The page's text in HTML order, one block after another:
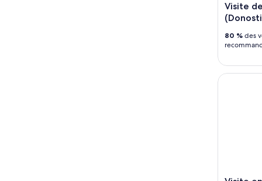
Visite
80 % des
Visite en